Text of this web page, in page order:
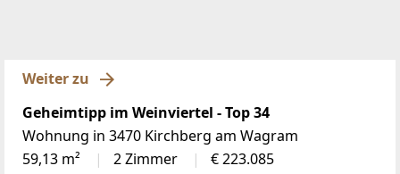
Weiter zu
Geheimtipp im Weinviertel - Top 34
Wohnung in 3470 Kirchberg am Wagram
59,13 m²
2 Zimmer € 223.085